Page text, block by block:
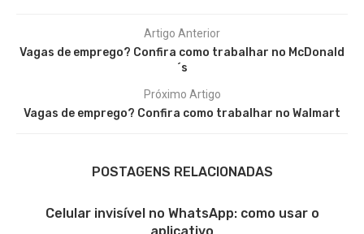
Artigo Anterior
Vagas de emprego? Confira como trabalhar no McDonald
´s
Próximo Artigo
Vagas de emprego? Confira como trabalhar no Walmart
POSTAGENS RELACIONADAS
Celular invisível no WhatsApp: como usar o
aplicativo